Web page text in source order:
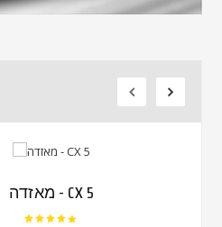
מאזדה - CX 5